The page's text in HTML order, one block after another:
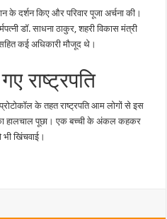
के दर्शन किए और परिवार पूजा अर्चना की।
डॉ. साधना ठाकुर, शहरी विकास मंत्री
कई अधिकारी मौजूद थे।
राष्ट्रपति
के तहत राष्ट्रपति आम लोगों से इस
हालचाल पूछा। एक बच्ची के अंकल कहकर
खिंचवाई।